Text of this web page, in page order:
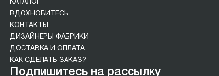
КАТАЛОГ
ВДОХНОВИТЕСЬ
КОНТАКТЫ
ДИЗАЙНЕРЫ ФАБРИКИ
ДОСТАВКА И ОПЛАТА
КАК СДЕЛАТЬ ЗАКАЗ?
Подпишитесь на рассылку